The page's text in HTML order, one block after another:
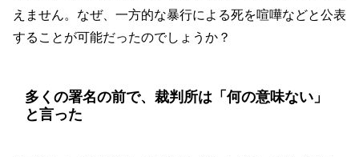
えません。なぜ、一方的な暴行による死を喧嘩などと公表
することが可能だったのでしょうか？
多くの署名の前で、裁判所は「何の意味ない」
と言った